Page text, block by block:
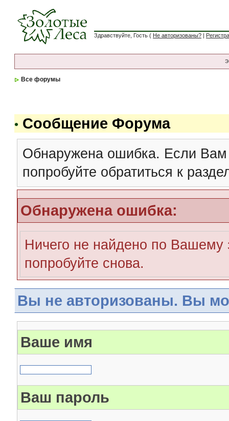
Здравствуйте, Гость ( Не авторизованы? |
Все форумы
Сообщение Форума
Обнаружена ошибка. Если
попробуйте обратиться к
Обнаружена ошибка:
Ничего не найдено по Вашему
попробуйте снова.
Вы не авторизованы. Вы
Ваше имя
Ваш пароль